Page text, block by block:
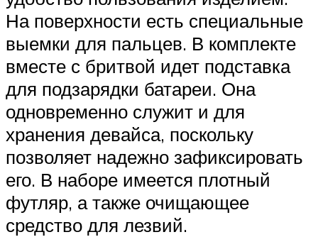
На поверхности есть специальные
выемки для пальцев. В комплекте
вместе с бритвой идет подставка
для подзарядки батареи. Она
одновременно служит и для
хранения девайса, поскольку
позволяет надежно зафиксировать
его. В наборе имеется плотный
футляр, а также очищающее
средство для лезвий.